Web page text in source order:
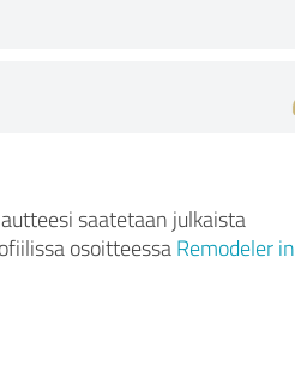
saatetaan julkaista
osoitteessa Remodeler in